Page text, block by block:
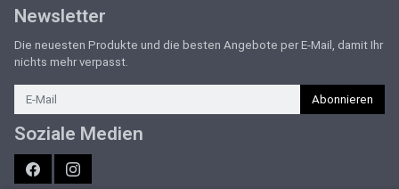
Newsletter
Die neuesten Produkte und die besten Angebote per E-Mail, damit Ihr
nichts mehr verpasst.
Newsletter
Abonnieren
Soziale Medien
FacebookInstagram